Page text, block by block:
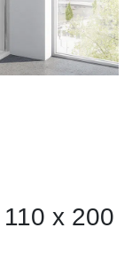
x 200